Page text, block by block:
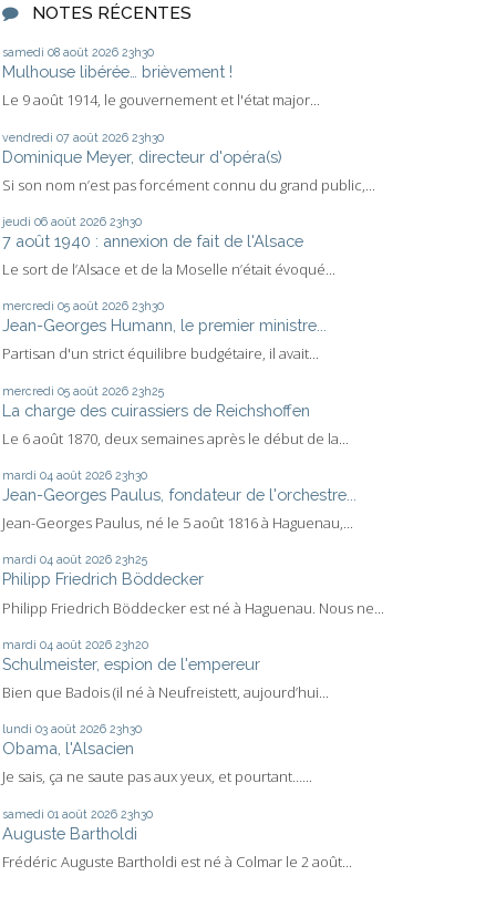
NOTES RÉCENTES
samedi 08 août 2026 23h30
Mulhouse libérée… brièvement !
Le 9 août 1914, le gouvernement et l'état major...
vendredi 07 août 2026 23h30
Dominique Meyer, directeur d'opéra(s)
Si son nom n’est pas forcément connu du grand public,...
jeudi 06 août 2026 23h30
7 août 1940 : annexion de fait de l'Alsace
Le sort de l’Alsace et de la Moselle n’était évoqué...
mercredi 05 août 2026 23h30
Jean-Georges Humann, le premier ministre...
Partisan d'un strict équilibre budgétaire, il avait...
mercredi 05 août 2026 23h25
La charge des cuirassiers de Reichshoffen
Le 6 août 1870, deux semaines après le début de la...
mardi 04 août 2026 23h30
Jean-Georges Paulus, fondateur de l'orchestre...
Jean-Georges Paulus, né le 5 août 1816 à Haguenau,...
mardi 04 août 2026 23h25
Philipp Friedrich Böddecker
Philipp Friedrich Böddecker est né à Haguenau. Nous ne...
mardi 04 août 2026 23h20
Schulmeister, espion de l'empereur
Bien que Badois (il né à Neufreistett, aujourd’hui...
lundi 03 août 2026 23h30
Obama, l'Alsacien
Je sais, ça ne saute pas aux yeux, et pourtant…...
samedi 01 août 2026 23h30
Auguste Bartholdi
Frédéric Auguste Bartholdi est né à Colmar le 2 août...